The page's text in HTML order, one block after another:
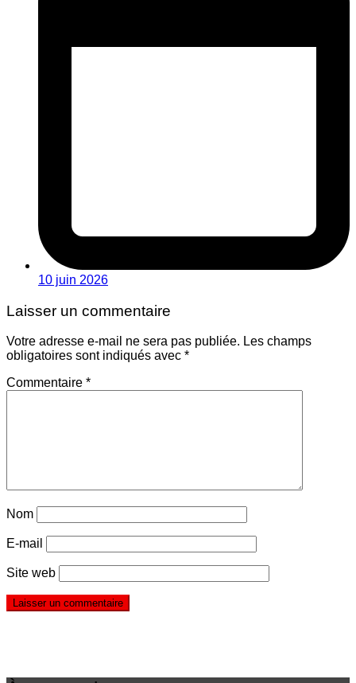
10 juin 2026
Laisser un commentaire
Votre adresse e-mail ne sera pas publiée. Les champs
obligatoires sont indiqués avec *
Commentaire *
Nom
E-mail
Site web